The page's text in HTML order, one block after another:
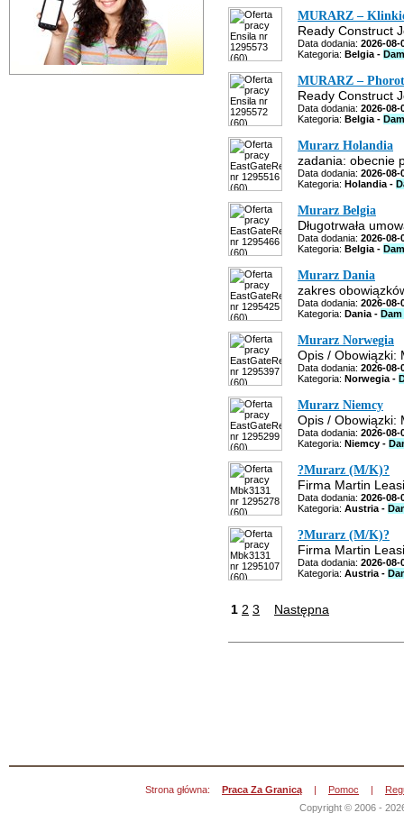
MURARZ –
Ready Construct
Data dodania: 2026-08-
Kategoria: Belgia -
MURARZ –
Ready Construct
Data dodania: 2026-08-
Kategoria: Belgia -
Murarz Holandia
zadania: obecnie
Data dodania: 2026-08-
Kategoria: Holandia -
Murarz Belgia
Długotrwała
Data dodania: 2026-08-
Kategoria: Belgia -
Murarz Dania
zakres
Data dodania: 2026-08-
Kategoria: Dania -
Murarz Norwegia
Opis / Obowiązki:
Data dodania: 2026-08-
Kategoria: Norwegia -
Murarz Niemcy
Opis / Obowiązki:
Data dodania: 2026-08-
Kategoria: Niemcy -
?Murarz (M/K)?
Firma Martin
Data dodania: 2026-08-
Kategoria: Austria -
?Murarz (M/K)?
Firma Martin
Data dodania: 2026-08-
Kategoria: Austria -
1 2 3 Następna
Strona główna: Praca Za Granicą | Pomoc |
Copyright © 2006 -